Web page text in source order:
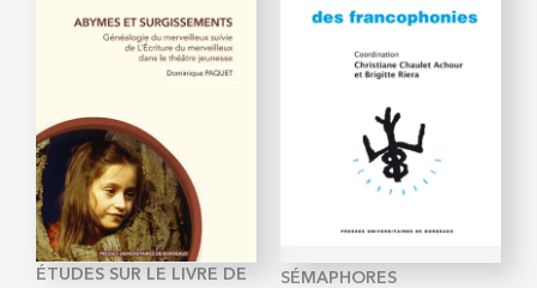
ÉTUDES SUR LE LIVRE DE
SÉMAPHORES